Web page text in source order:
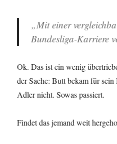
„Mit einer
Bundesliga-Karriere
Ok. Das ist ein wenig
der Sache: Butt bekam für
Adler nicht. Sowas passiert.
Findet das jemand weit